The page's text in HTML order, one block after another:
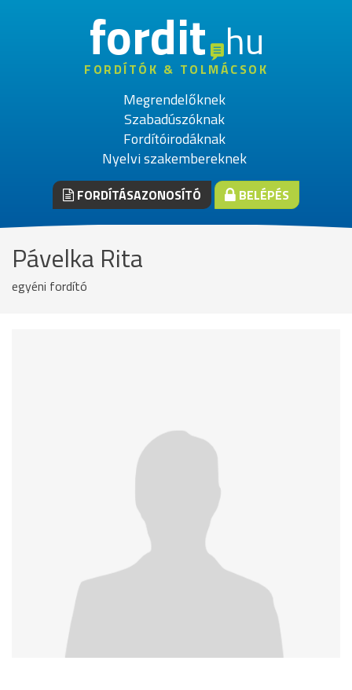
fordithu
FORDÍTÓK & TOLMÁCSOK
Megrendelőknek
Szabadúszóknak
Fordítóirodáknak
Nyelvi szakembereknek
FORDÍTÁSAZONOSÍTÓ BELÉPÉS
Pávelka Rita
egyéni fordító